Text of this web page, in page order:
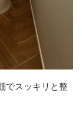
でスッキリと整